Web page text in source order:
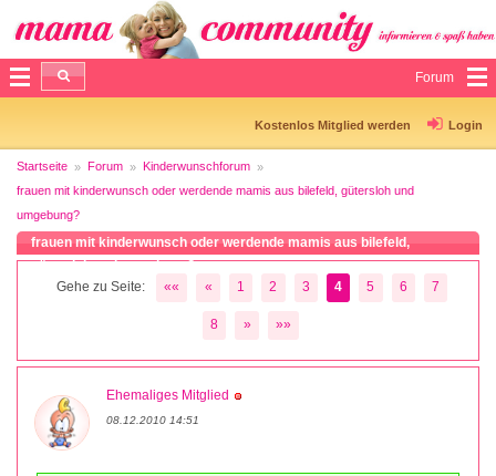
Forum
Kostenlos Mitglied werden Login
Startseite Forum
Kinderwunschforum
frauen mit kinderwunsch oder werdende mamis aus bilefeld, gütersloh und
umgebung?
frauen mit kinderwunsch oder werdende mamis aus bilefeld,
gütersloh und umgebung?
Gehe zu Seite:
«« « 1 2 3 4 5 6 7
8 » »»
Ehemaliges Mitglied
08.12.2010 14:51